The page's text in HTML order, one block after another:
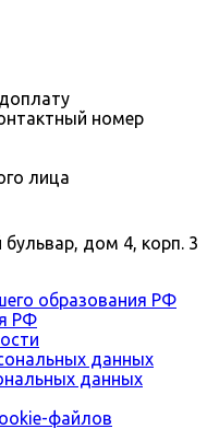
номер
лица
дом 4, корп. 3
образования РФ
РФ
данных
данных
файлов